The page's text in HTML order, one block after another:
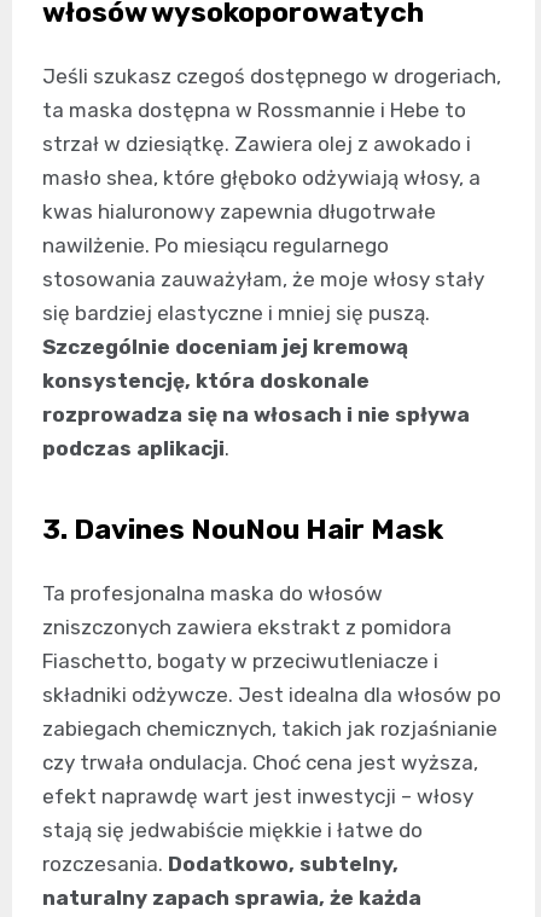
włosów wysokoporowatych
Jeśli szukasz czegoś dostępnego w drogeriach,
ta maska dostępna w Rossmannie i Hebe to
strzał w dziesiątkę. Zawiera olej z awokado i
masło shea, które głęboko odżywiają włosy, a
kwas hialuronowy zapewnia długotrwałe
nawilżenie. Po miesiącu regularnego
stosowania zauważyłam, że moje włosy stały
się bardziej elastyczne i mniej się puszą.
Szczególnie doceniam jej kremową
konsystencję, która doskonale
rozprowadza się na włosach i nie spływa
podczas aplikacji.
3. Davines NouNou Hair Mask
Ta profesjonalna maska do włosów
zniszczonych zawiera ekstrakt z pomidora
Fiaschetto, bogaty w przeciwutleniacze i
składniki odżywcze. Jest idealna dla włosów po
zabiegach chemicznych, takich jak rozjaśnianie
czy trwała ondulacja. Choć cena jest wyższa,
efekt naprawdę wart jest inwestycji – włosy
stają się jedwabiście miękkie i łatwe do
rozczesania. Dodatkowo, subtelny,
naturalny zapach sprawia, że każda